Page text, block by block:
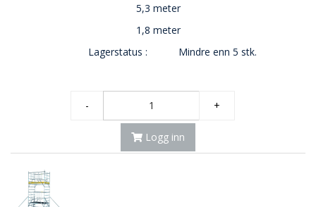
5,3 meter
1,8 meter
Lagerstatus :
Mindre enn 5 stk.
- +
Logg inn